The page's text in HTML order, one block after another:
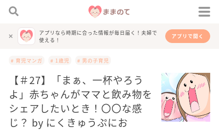
アプリなら時期に合った情報が毎日届く！夫婦で
使える！
アプリで開く
# 育児マンガ # 1歳児 # 男の子育児
【＃27】「まぁ、一杯やろう
よ」赤ちゃんがママと飲み物を
シェアしたいとき！〇〇な感
じ？ by にくきゅうぷにお